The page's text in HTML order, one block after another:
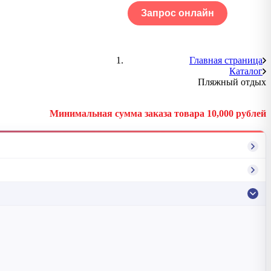
Запрос онлайн
Главная страница
Каталог
Пляжный отдых
Минимальная сумма заказа товара 10,000 рублей